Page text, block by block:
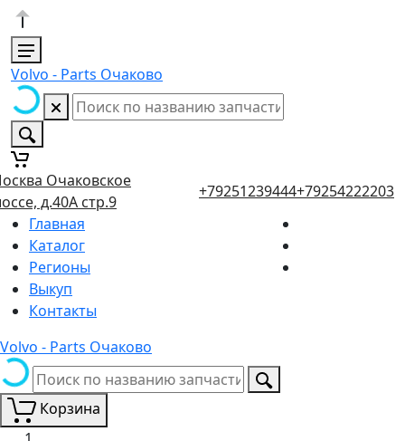
Volvo - Parts Очаково
Очаковское
д.40А стр.9
+79251239444+79254222203
Главная
Каталог
Регионы
Выкуп
Контакты
Volvo - Parts Очаково
Корзина